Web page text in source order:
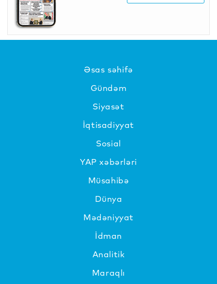
Əsas səhifə
Gündəm
Siyasət
İqtisadiyyat
Sosial
YAP xəbərləri
Müsahibə
Dünya
Mədəniyyat
İdman
Analitik
Maraqlı